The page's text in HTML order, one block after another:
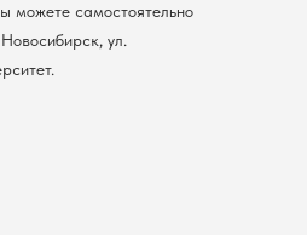
можете самостоятельно
ул.